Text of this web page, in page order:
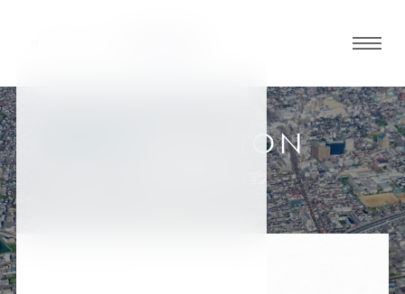
ルメ
ニュ
ーボ
タン
COLLECTION
お客様スーツコレクション